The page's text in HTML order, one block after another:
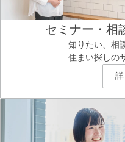
セミナー・相
知りたい、相
住まい探しの